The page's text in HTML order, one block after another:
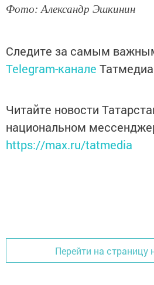
Фото: Александр Эшкинин
Следите за самым
Telegram-канале Татмедиа
Читайте новости
национальном
https://max.ru/tatmedia
Перейти на страницу